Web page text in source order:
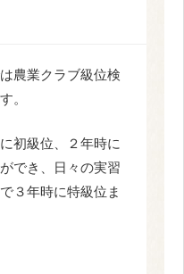
農業クラブ級位検
。
初級位、２年時に
でき、日々の実習
３年時に特級位ま